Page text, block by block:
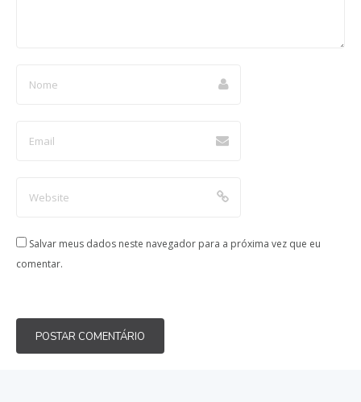
Salvar meus dados neste navegador para a próxima vez que eu
comentar.